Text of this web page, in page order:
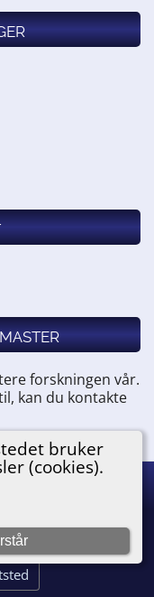
bruker
(cookies).
forskningen vår.
kan du kontakte
Sitebuilding
2026.
for personvern